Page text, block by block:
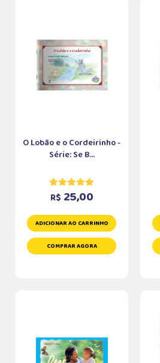
O Lobão e o Cordeirinho -
Série: Se B...
R$ 25,00
ADICIONAR AO CARRINHO
COMPRAR AGORA